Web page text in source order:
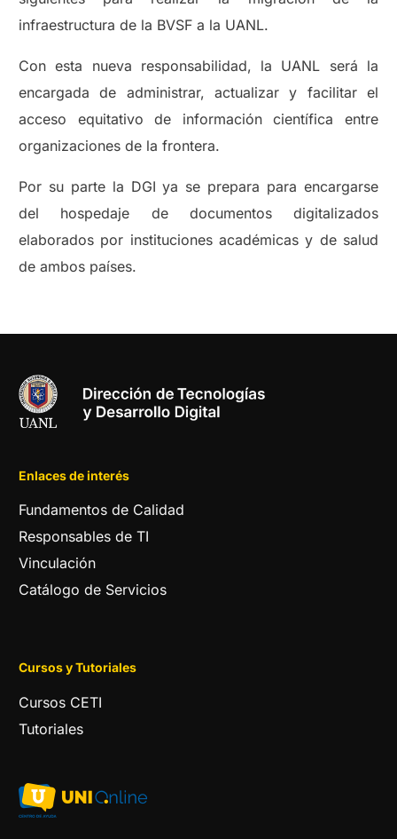
infraestructura de la BVSF a la UANL.
Con esta nueva responsabilidad, la UANL será la
encargada de administrar, actualizar y facilitar el
acceso equitativo de información científica entre
organizaciones de la frontera.
Por su parte la DGI ya se prepara para encargarse
del hospedaje de documentos digitalizados
elaborados por instituciones académicas y de salud
de ambos países.
Enlaces de interés
Fundamentos de Calidad
Responsables de TI
Vinculación
Catálogo de Servicios
Cursos y Tutoriales
Cursos CETI
Tutoriales